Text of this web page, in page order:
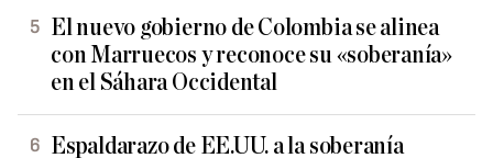
El nuevo gobierno de Colombia se alinea
con Marruecos y reconoce su «soberanía»
en el Sáhara Occidental
Espaldarazo de EE.UU. a la soberanía